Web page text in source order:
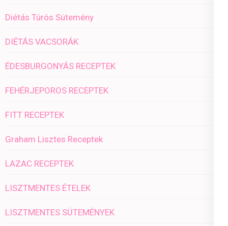
Diétás Túrós Sütemény
DIÉTÁS VACSORÁK
ÉDESBURGONYÁS RECEPTEK
FEHÉRJEPOROS RECEPTEK
FITT RECEPTEK
Graham Lisztes Receptek
LAZAC RECEPTEK
LISZTMENTES ÉTELEK
LISZTMENTES SÜTEMÉNYEK